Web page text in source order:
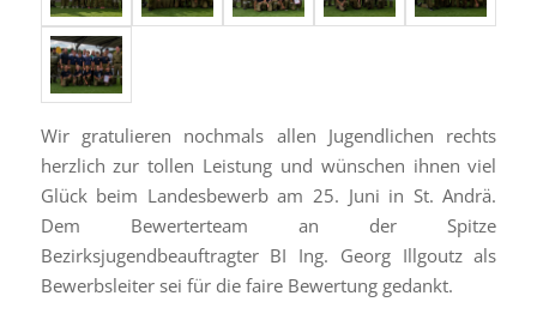
Wir gratulieren nochmals allen Jugendlichen rechts
herzlich zur tollen Leistung und wünschen ihnen viel
Glück beim Landesbewerb am 25. Juni in St. Andrä.
Dem Bewerterteam an der Spitze
Bezirksjugendbeauftragter BI Ing. Georg Illgoutz als
Bewerbsleiter sei für die faire Bewertung gedankt.